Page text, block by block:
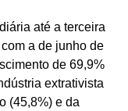
até a terceira
a de junho de
de 69,9%
extrativista
(45,8%) e da